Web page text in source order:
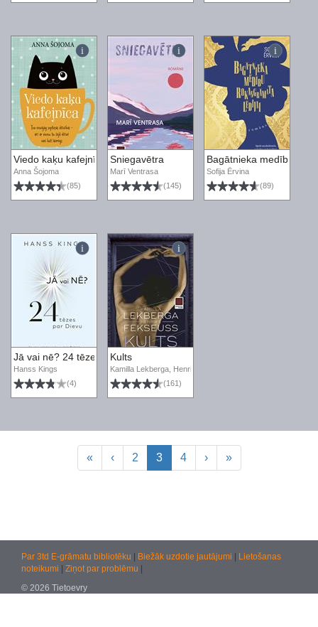
Viedo kaķu kafejnīca
Anna Šojoma
(85)
Sniegavētra
Marī Ventrasa
(145)
Bagātnieka medību
Sofija Ērvina
(89)
Jā vai nē? 24 tēzes par Dievu
Hanss Kings
(4)
Kults
Kamilla Lekberga, Henriks Fekseuss
(161)
« ‹ 2 3 4 › »
Par 3td E-grāmatu bibliotēku Biežāk uzdotie jautājumi
Lietošanas
noteikumi
Ziņot par problēmu
© 2026 Tietoevry